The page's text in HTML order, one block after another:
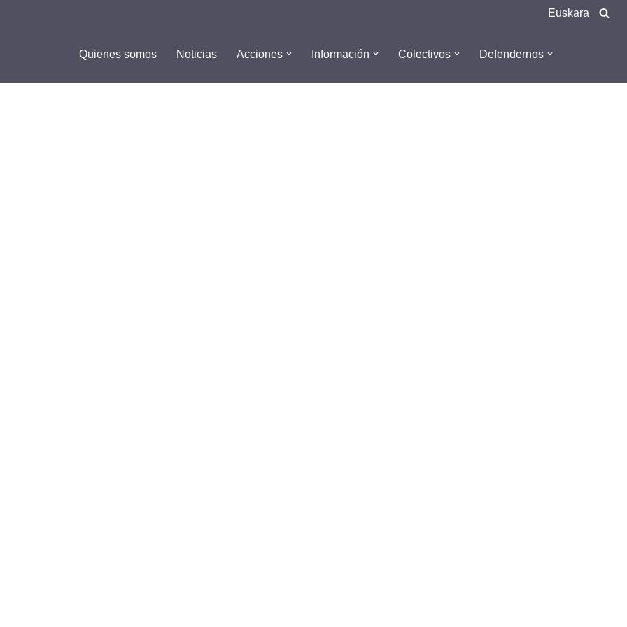
Euskara
Quienes somos Noticias Acciones Información Colectivos Defendernos